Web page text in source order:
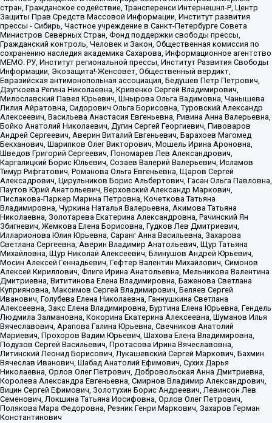
стран, Гражданское содействие, Трансперенси Интернешнл-Р, Центр
Защиты Прав Средств Массовой Информации, Институт развития
прессы - Сибирь, Частное учреждение в Санкт-Петербурге Совета
Министров Северных Стран, Фонд поддержки свободы прессы,
Гражданский контроль, Человек и Закон, Общественная комиссия по
сохранению наследия академика Сахарова, Информационное агентство
МЕМО. РУ, Институт региональной прессы, Институт Развития Свободы
Информации, Экозащита!-Женсовет, Общественный вердикт,
Евразийская антимонопольная ассоциация, Бедушев Петр Петрович,
Дзугкоева Регина Николаевна, Кривенко Сергей Владимирович,
Милославский Павел Юрьевич, Шнырова Ольга Вадимовна, Чанышева
Лилия Айратовна, Сидорович Ольга Борисовна, Туровский Александр
Алексеевич, Васильева Анастасия Евгеньевна, Ривина Анна Валерьевна,
Бойко Анатолий Николаевич, Дугин Сергей Георгиевич, Пивоваров
Андрей Сергеевич, Аверин Виталий Евгеньевич, Барахоев Магомед
Бекханович, Шарипков Олег Викторович, Мошель Ирина Ароновна,
Шведов Григорий Сергеевич, Пономарев Лев Александрович,
Каргалицкий Борис Юльевич, Созаев Валерий Валерьевич, Исламов
Тимур Рифгатович, Романова Ольга Евгеньевна, Щаров Сергей
Алексадрович, Цирульников Борис Альбертович, Гасан Ольга Павловна,
Паутов Юрий Анатольевич, Верховский Александр Маркович,
Пислакова-Паркер Марина Петровна, Кочеткова Татьяна
Владимировна, Чуркина Наталья Валерьевна, Акимова Татьяна
Николаевна, Золотарева Екатерина Александровна, Рачинский Ян
Збигневич, Жемкова Елена Борисовна, Гудков Лев Дмитриевич,
Илларионова Юлия Юрьевна, Саранг Анна Васильевна, Захарова
Светлана Сергеевна, Аверин Владимир Анатольевич, Щур Татьяна
Михайловна, Щур Николай Алексеевич, Блинушов Андрей Юрьевич,
Мосин Алексей Геннадьевич, Гефтер Валентин Михайлович, Симонов
Алексей Кириллович, Флиге Ирина Анатольевна, Мельникова Валентина
Дмитриевна, Вититинова Елена Владимировна, Баженова Светлана
Куприяновна, Максимов Сергей Владимирович, Беляев Сергей
Иванович, Голубева Елена Николаевна, Ганнушкина Светлана
Алексеевна, Закс Елена Владимировна, Буртина Елена Юрьевна, Гендель
Людмила Залмановна, Кокорина Екатерина Алексеевна, Шуманов Илья
Вячеславович, Арапова Галина Юрьевна, Свечников Анатолий
Мариевич, Прохоров Вадим Юрьевич, Шахова Елена Владимировна,
Подузов Сергей Васильевич, Протасова Ирина Вячеславовна,
Литинский Леонид Борисович, Лукашевский Сергей Маркович, Бахмин
Вячеслав Иванович, Шабад Анатолий Ефимович, Сухих Дарья
Николаевна, Орлов Олег Петрович, Добровольская Анна Дмитриевна,
Королева Александра Евгеньевна, Смирнов Владимир Александрович,
Вицин Сергей Ефимович, Золотухин Борис Андреевич, Левинсон Лев
Семенович, Локшина Татьяна Иосифовна, Орлов Олег Петрович,
Полякова Мара Федоровна, Резник Генри Маркович, Захаров Герман
Константинович